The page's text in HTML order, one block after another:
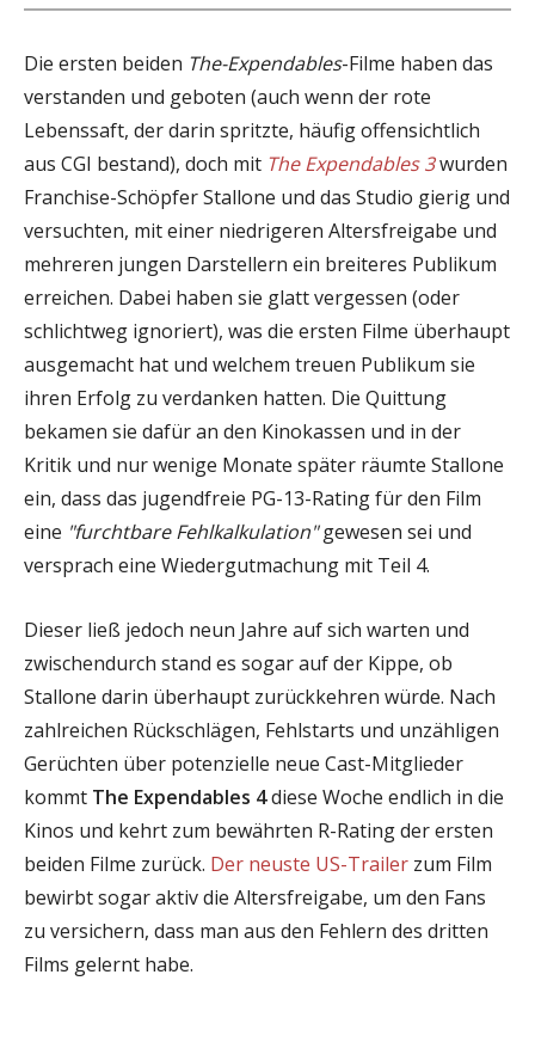
Die ersten beiden The-Expendables-Filme haben das
verstanden und geboten (auch wenn der rote
Lebenssaft, der darin spritzte, häufig offensichtlich
aus CGI bestand), doch mit The Expendables 3wurden
Franchise-Schöpfer Stallone und das Studio gierig und
versuchten, mit einer niedrigeren Altersfreigabe und
mehreren jungen Darstellern ein breiteres Publikum
erreichen. Dabei haben sie glatt vergessen (oder
schlichtweg ignoriert), was die ersten Filme überhaupt
ausgemacht hat und welchem treuen Publikum sie
ihren Erfolg zu verdanken hatten. Die Quittung
bekamen sie dafür an den Kinokassen und in der
Kritik und nur wenige Monate später räumte Stallone
ein, dass das jugendfreie PG-13-Rating für den Film
eine "furchtbare Fehlkalkulation"gewesen sei und
versprach eine Wiedergutmachung mit Teil 4.
Dieser ließ jedoch neun Jahre auf sich warten und
zwischendurch stand es sogar auf der Kippe, ob
Stallone darin überhaupt zurückkehren würde. Nach
zahlreichen Rückschlägen, Fehlstarts und unzähligen
Gerüchten über potenzielle neue Cast-Mitglieder
kommt The Expendables 4diese Woche endlich in die
Kinos und kehrt zum bewährten R-Rating der ersten
beiden Filme zurück. Der neuste US-Trailer zum Film
bewirbt sogar aktiv die Altersfreigabe, um den Fans
zu versichern, dass man aus den Fehlern des dritten
Films gelernt habe.